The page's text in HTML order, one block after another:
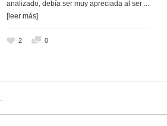
analizado, debía ser muy apreciada al ser ...
[leer más]
2 0